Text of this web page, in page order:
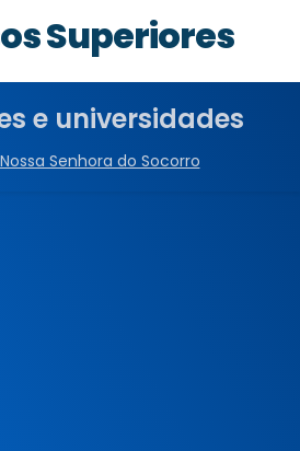
Superiores
e universidades
Nossa Senhora do Socorro